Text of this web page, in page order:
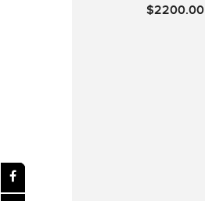
$2200.00